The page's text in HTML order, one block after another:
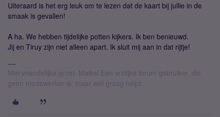
Uiteraard is het erg leuk om te lezen dat de kaart bij jullie in de
smaak is gevallen!
A ha. We hebben tijdelijke potten kijkers. Ik ben benieuwd.
Jij en Tiruy zijn niet alleen apart. Ik sluit mij aan in dat rijtje!
Met vriendelijke groet, Maikel Een vrolijke forum gebruiker, die
geen medewerker is, maar wel graag helpt.